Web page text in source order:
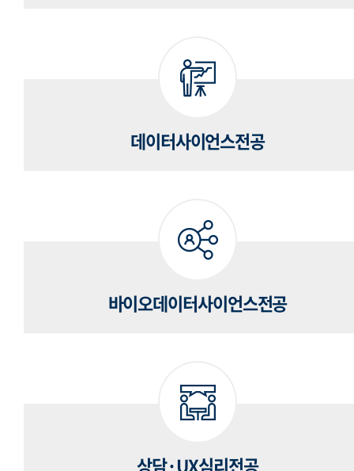
데이터사이언스전공
바이오데이터사이언스전공
상담·UX심리전공